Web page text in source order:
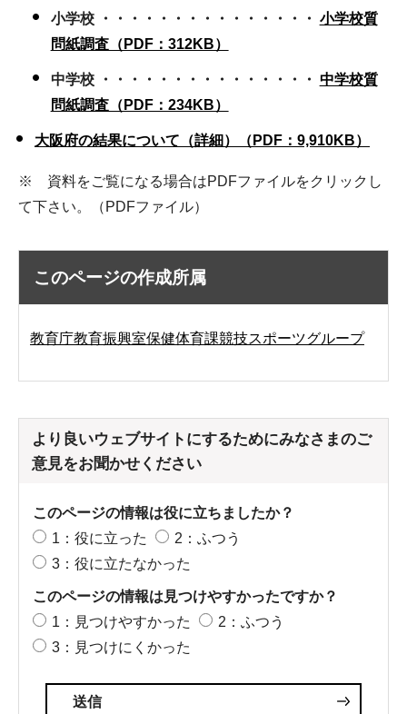
小学校 ・・・・・・・・・・・・・・・ 小学校質
問紙調査（PDF：312KB）
中学校 ・・・・・・・・・・・・・・・ 中学校質
問紙調査（PDF：234KB）
大阪府の結果について（詳細）（PDF：9,910KB）
※ 資料をご覧になる場合はPDFファイルをクリックし
て下さい。（PDFファイル）
このページの作成所属
教育庁教育振興室保健体育課競技スポーツグループ
より良いウェブサイトにするためにみなさまのご
意見をお聞かせください
このページの情報は役に立ちましたか？
1：役に立った
2：ふつう
3：役に立たなかった
このページの情報は見つけやすかったですか？
1：見つけやすかった
2：ふつう
3：見つけにくかった